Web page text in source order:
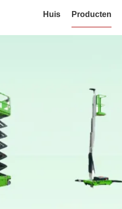
Huis Producten